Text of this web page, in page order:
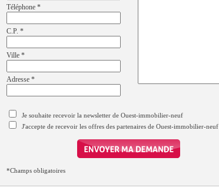
Téléphone *
C.P. *
Ville *
Adresse *
Je souhaite recevoir la newsletter de Ouest-immobilier-neuf
J'accepte de recevoir les offres des partenaires de Ouest-immobilier-neuf
*Champs obligatoires